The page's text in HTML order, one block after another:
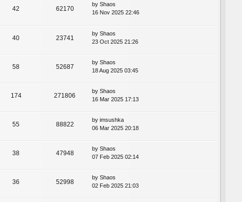
42 62170
by Shaos
16 Nov 2025 22:46
40 23741
by Shaos
23 Oct 2025 21:26
58 52687
by Shaos
18 Aug 2025 03:45
174 271806
by Shaos
16 Mar 2025 17:13
55 88822
by imsushka
06 Mar 2025 20:18
38 47948
by Shaos
07 Feb 2025 02:14
36 52998
by Shaos
02 Feb 2025 21:03